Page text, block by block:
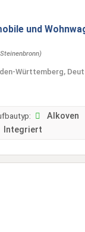
und
Württemberg,
Alkoven
Integriert